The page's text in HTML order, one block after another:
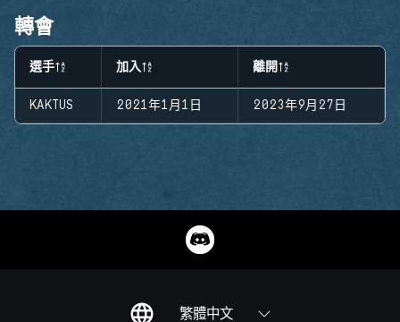
轉會
選手 加入 離開
KAKTUS 2021年1月1日 2023年9月27日
繁體中文